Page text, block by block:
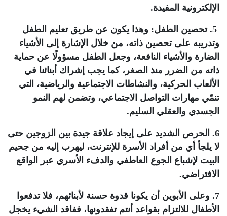
الإلكترونية المفيدة.
5. تحصين الطفل: وهذا يكون عن طريق تعليم الطفل
وتدريبه على تحصين ذاته، من خلال الإشارة إلى الأشياء
الضارة والأشياء النافعة، وجعل الطفل مسؤولًا عن حماية
ذاته من الضرر منذ الصغر، كما يجب إشراك أبنائنا في
الألعاب الحركية، والنشاطات الاجتماعية والرياضية، التي
تنمّي مهارات التواصل الاجتماعي، وتضمن لهم النمو
الجسدي والعقلي السليم.
6. الحرص الشديد على إيجاد علاقة جيدة بين الزوجين حتى
لا يلجأ أي من أفراد الأسرة للإنترنت، ليهرب إليه من جحيم
البيت لإشباع الجوع العاطفي والدفء الأسري عبر الواقع
الافتراضي.
7. وعلى الأبوين أن يكونا قدوة حسنة لأبنائهم، فلا تدفعوا
الأطفال للالتزام بقواعد أنتم تفقدونها، ففاقد الشيء يخجل